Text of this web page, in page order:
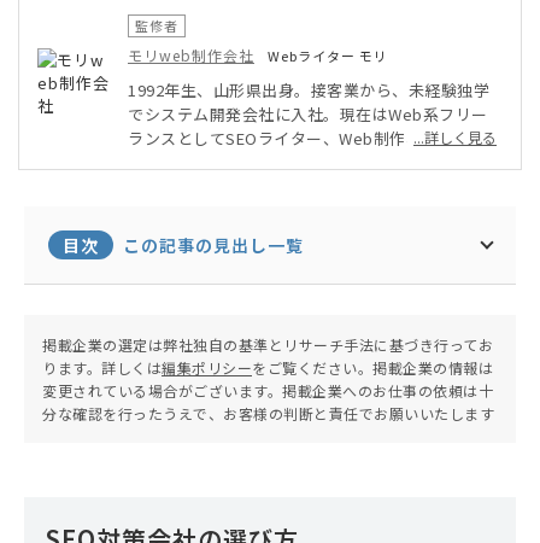
監修者
モリweb制作会社 Webライター モリ
1992年生、山形県出身。接客業から、未経験独学
でシステム開発会社に入社。現在はWeb系フリー
ランスとしてSEOライター、Web制作、Webデザ
...詳しく見る
目次 この記事の見出し一覧
掲載企業の選定は弊社独自の基準とリサーチ手法に基づき行ってお
ります。詳しくは編集ポリシーをご覧ください。掲載企業の情報は
変更されている場合がございます。掲載企業へのお仕事の依頼は十
分な確認を行ったうえで、お客様の判断と責任でお願いいたします